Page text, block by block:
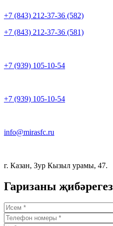
+7 (843) 212-37-36 (582)
+7 (843) 212-37-36 (581)
+7 (939) 105-10-54
+7 (939) 105-10-54
info@mirasfc.ru
г. Казан, Зур Кызыл урамы, 47.
Гаризаны җибәрегез